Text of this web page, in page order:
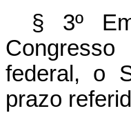
§ 3º
federal, o
prazo